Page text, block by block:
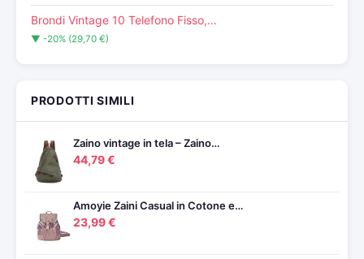
Brondi Vintage 10 Telefono Fisso,…
▼ -20% (29,70 €)
PRODOTTI SIMILI
Zaino vintage in tela – Zaino…
44,79 €
Amoyie Zaini Casual in Cotone e…
23,99 €